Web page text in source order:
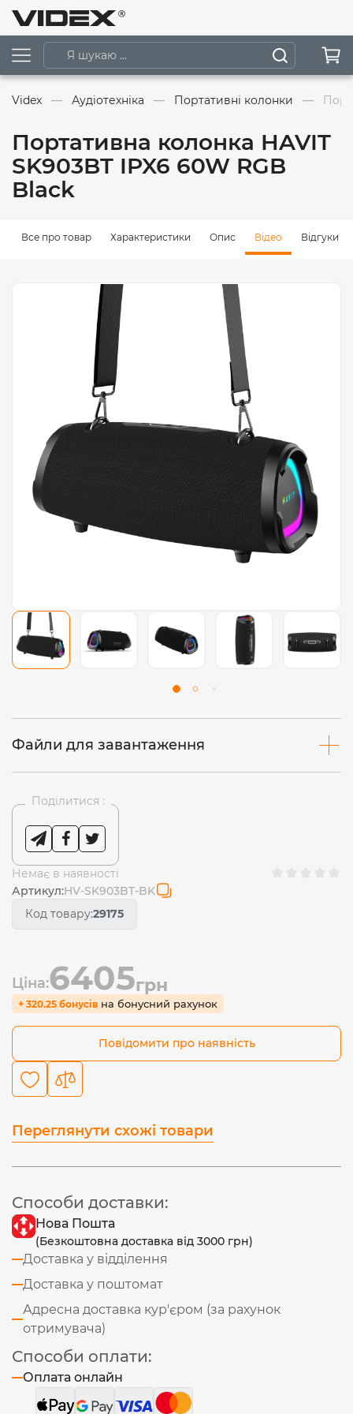
Videx Аудіотехніка Портативні колонки
Портативна колонка HAVIT
SK903BT IPX6 60W RGB
Black
Все про товар Характеристики Опис Відео Відгуки (0)
Файли для завантаження
Поділитися :
Немає в наявності
Артикул:HV-SK903BT-BK
Код товару:29175
Ціна:6405грн
+ 320.25 бонусів на бонусний рахунок
Повідомити про наявність
Переглянути схожі товари
Способи доставки:
Нова Пошта
(Безкоштовна доставка від 3000 грн)
Доставка у відділення
Доставка у поштомат
Адресна доставка кур'єром (за рахунок
отримувача)
Способи оплати:
Оплата онлайн